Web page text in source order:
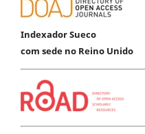
Indexador Sueco
com sede no Reino Unido